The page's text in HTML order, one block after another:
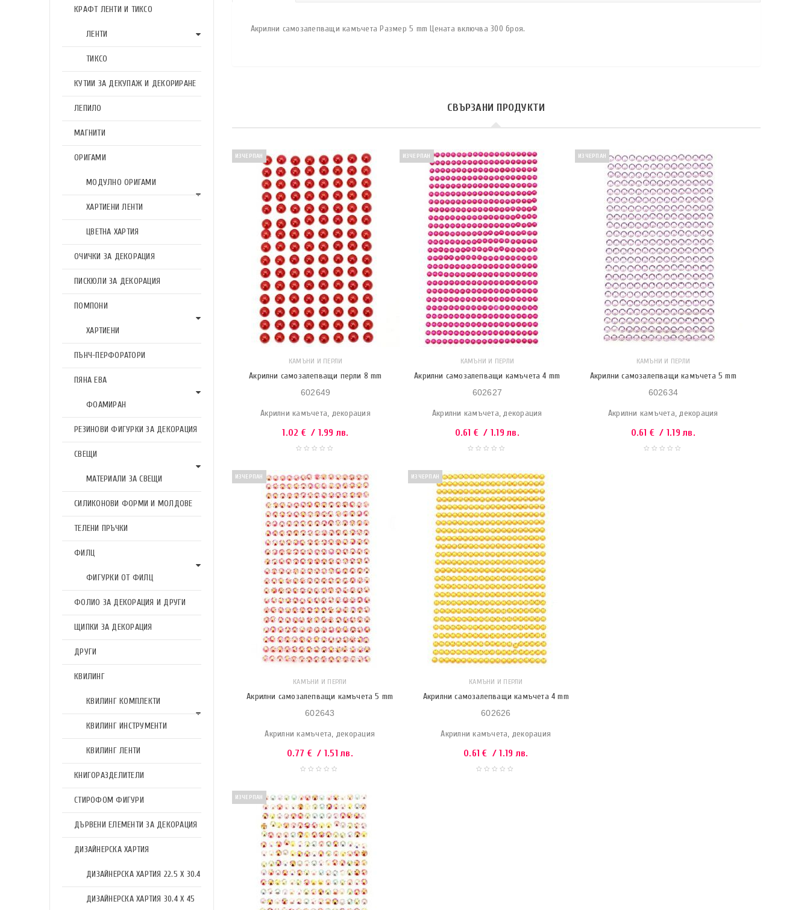
КРАФТ ЛЕНТИ И ТИКСО
ЛЕНТИ
ТИКСО
КУТИИ ЗА ДЕКУПАЖ И ДЕКОРИРАНЕ
ЛЕПИЛО
МАГНИТИ
ОРИГАМИ
МОДУЛНО ОРИГАМИ
ХАРТИЕНИ ЛЕНТИ
ЦВЕТНА ХАРТИЯ
ОЧИЧКИ ЗА ДЕКОРАЦИЯ
ПИСКЮЛИ ЗА ДЕКОРАЦИЯ
ПОМПОНИ
ХАРТИЕНИ
ПЪНЧ-ПЕРФОРАТОРИ
ПЯНА ЕВА
ФОАМИРАН
РЕЗИНОВИ ФИГУРКИ ЗА ДЕКОРАЦИЯ
СВЕЩИ
МАТЕРИАЛИ ЗА СВЕЩИ
СИЛИКОНОВИ ФОРМИ И МОЛДОВЕ
ТЕЛЕНИ ПРЪЧКИ
ФИЛЦ
ФИГУРКИ ОТ ФИЛЦ
ФОЛИО ЗА ДЕКОРАЦИЯ И ДРУГИ
ЩИПКИ ЗА ДЕКОРАЦИЯ
ДРУГИ
КВИЛИНГ
КВИЛИНГ КОМПЛЕКТИ
КВИЛИНГ ИНСТРУМЕНТИ
КВИЛИНГ ЛЕНТИ
КНИГОРАЗДЕЛИТЕЛИ
СТИРОФОМ ФИГУРИ
ДЪРВЕНИ ЕЛЕМЕНТИ ЗА ДЕКОРАЦИЯ
ДИЗАЙНЕРСКА ХАРТИЯ
ДИЗАЙНЕРСКА ХАРТИЯ 22.5 X 30.4
ДИЗАЙНЕРСКА ХАРТИЯ 30.4 X 45
Акрилни самозалепващи камъчета Размер 5 mm Цената включва 300 броя.
СВЪРЗАНИ ПРОДУКТИ
ИЗЧЕРПАН
КАМЪНИ И ПЕРЛИ
Акрилни самозалепващи перли 8 mm
602649
Акрилни камъчета, декорация
1.02 € / 1.99 лв.
ИЗЧЕРПАН
КАМЪНИ И ПЕРЛИ
Акрилни самозалепващи камъчета 4 mm
602627
Акрилни камъчета, декорация
0.61 € / 1.19 лв.
ИЗЧЕРПАН
КАМЪНИ И ПЕРЛИ
Акрилни самозалепващи камъчета 5 mm
602634
Акрилни камъчета, декорация
0.61 € / 1.19 лв.
ИЗЧЕРПАН
КАМЪНИ И ПЕРЛИ
Акрилни самозалепващи камъчета 5 mm
602643
Акрилни камъчета, декорация
0.77 € / 1.51 лв.
ИЗЧЕРПАН
КАМЪНИ И ПЕРЛИ
Акрилни самозалепващи камъчета 4 mm
602626
Акрилни камъчета, декорация
0.61€ / 1.19 лв.
ИЗЧЕРПАН